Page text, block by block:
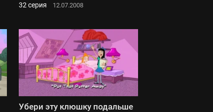
32 серия 12.07.2008
Убери эту клюшку подальше